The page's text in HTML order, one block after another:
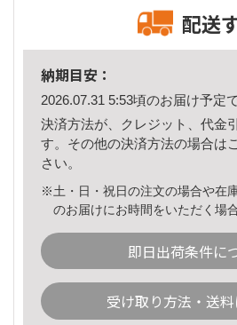
配送
納期目安：
2026.07.31 5:53頃のお届け予定で
決済方法が、クレジット、代金
す。その他の決済方法の場合は
さい。
※土・日・祝日の注文の場合や在
のお届けにお時間をいただく場
即日出荷条件に
受け取り方法・送